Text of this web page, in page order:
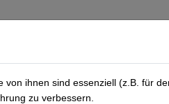
von ihnen sind essenziell (z.B. für
zu verbessern.